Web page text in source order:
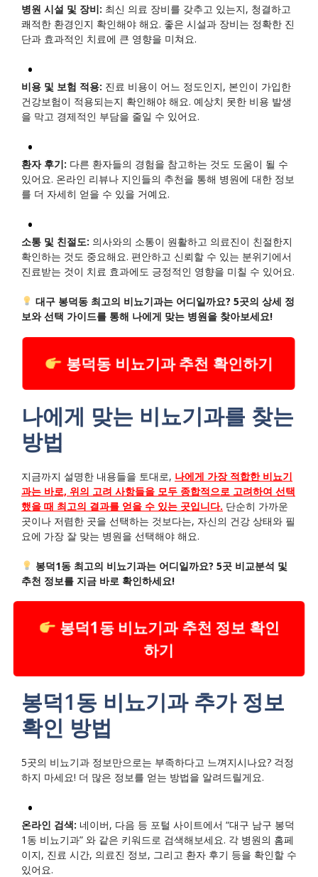
병원 시설 및 장비: 최신 의료 장비를 갖추고 있는지, 청결하고
쾌적한 환경인지 확인해야 해요. 좋은 시설과 장비는 정확한 진
단과 효과적인 치료에 큰 영향을 미쳐요.
비용 및 보험 적용: 진료 비용이 어느 정도인지, 본인이 가입한
건강보험이 적용되는지 확인해야 해요. 예상치 못한 비용 발생
을 막고 경제적인 부담을 줄일 수 있어요.
환자 후기: 다른 환자들의 경험을 참고하는 것도 도움이 될 수
있어요. 온라인 리뷰나 지인들의 추천을 통해 병원에 대한 정보
를 더 자세히 얻을 수 있을 거예요.
소통 및 친절도: 의사와의 소통이 원활하고 의료진이 친절한지
확인하는 것도 중요해요. 편안하고 신뢰할 수 있는 분위기에서
진료받는 것이 치료 효과에도 긍정적인 영향을 미칠 수 있어요.
대구 봉덕동 최고의 비뇨기과는 어디일까요? 5곳의 상세 정
보와 선택 가이드를 통해 나에게 맞는 병원을 찾아보세요!
봉덕동 비뇨기과 추천 확인하기
나에게 맞는 비뇨기과를 찾는
방법
지금까지 설명한 내용들을 토대로, 나에게 가장 적합한 비뇨기
과는 바로, 위의 고려 사항들을 모두 종합적으로 고려하여 선택
했을 때 최고의 결과를 얻을 수 있는 곳입니다. 단순히 가까운
곳이나 저렴한 곳을 선택하는 것보다는, 자신의 건강 상태와 필
요에 가장 잘 맞는 병원을 선택해야 해요.
봉덕1동 최고의 비뇨기과는 어디일까요? 5곳 비교분석 및
추천 정보를 지금 바로 확인하세요!
봉덕1동 비뇨기과 추천 정보 확인
하기
봉덕1동 비뇨기과 추가 정보
확인 방법
5곳의 비뇨기과 정보만으로는 부족하다고 느껴지시나요? 걱정
하지 마세요! 더 많은 정보를 얻는 방법을 알려드릴게요.
온라인 검색: 네이버, 다음 등 포털 사이트에서 “대구 남구 봉덕
1동 비뇨기과” 와 같은 키워드로 검색해보세요. 각 병원의 홈페
이지, 진료 시간, 의료진 정보, 그리고 환자 후기 등을 확인할 수
있어요.